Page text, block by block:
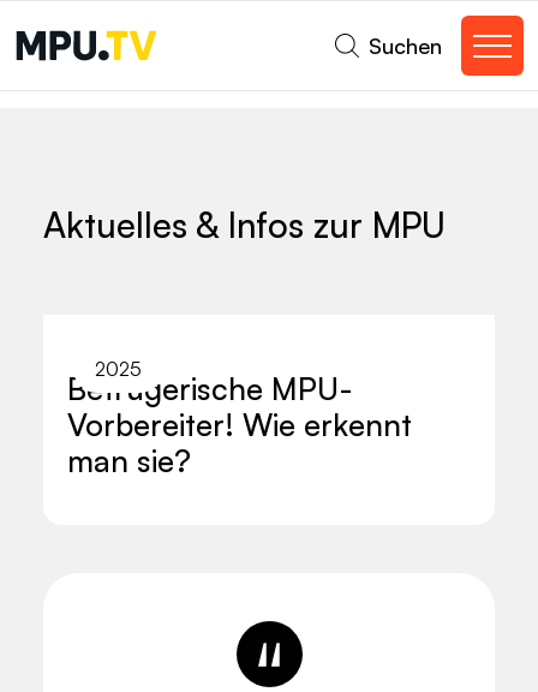
Aktuelles & Infos zur MPU
2025
Betrügerische MPU-
Vorbereiter! Wie erkennt
man sie?
Suchen